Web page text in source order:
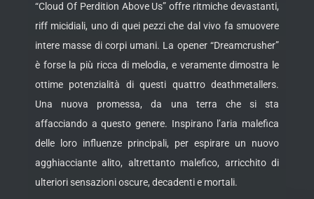
“Cloud Of Perdition Above Us” offre ritmiche devastanti,
riff micidiali, uno di quei pezzi che dal vivo fa smuovere
intere masse di corpi umani. La opener “Dreamcrusher”
è forse la più ricca di melodia, e veramente dimostra le
ottime potenzialità di questi quattro deathmetallers.
Una nuova promessa, da una terra che si sta
affacciando a questo genere. Inspirano l’aria malefica
delle loro influenze principali, per espirare un nuovo
agghiacciante alito, altrettanto malefico, arricchito di
ulteriori sensazioni oscure, decadenti e mortali.